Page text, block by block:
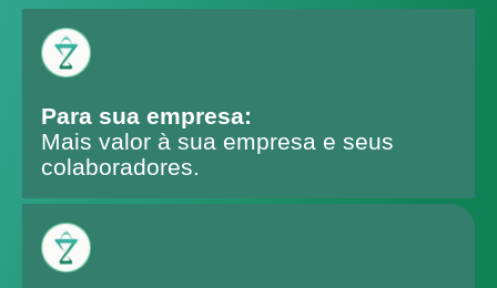
Para sua empresa:
Mais valor à sua empresa e seus
colaboradores.